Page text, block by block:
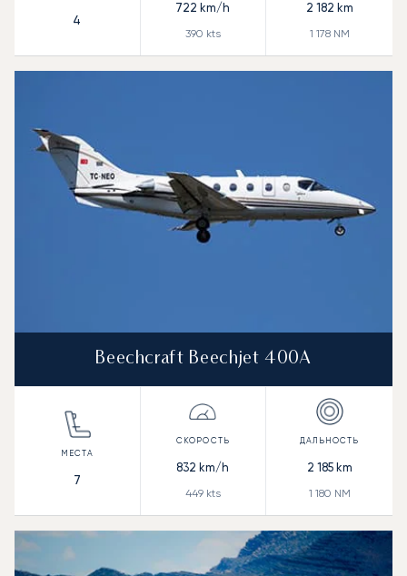
4
722 km/h
390 kts
2 182 km
1 178NM
Beechcraft Beechjet 400A
7
832 km/h
449kts
2 185km
1 180 NM